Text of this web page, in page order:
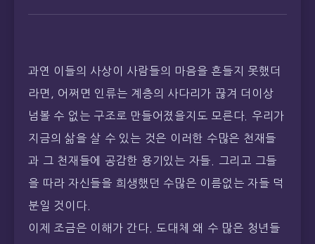
과연 이들의 사상이 사람들의 마음을 흔들지 못했더
라면, 어쩌면 인류는 계층의 사다리가 끊겨 더이상
넘볼 수 없는 구조로 만들어졌을지도 모른다. 우리가
지금의 삶을 살 수 있는 것은 이러한 수많은 천재들
과 그 천재들에 공감한 용기있는 자들. 그리고 그들
을 따라 자신들을 희생했던 수많은 이름없는 자들 덕
분일 것이다.
이제 조금은 이해가 간다. 도대체 왜 수 많은 청년들